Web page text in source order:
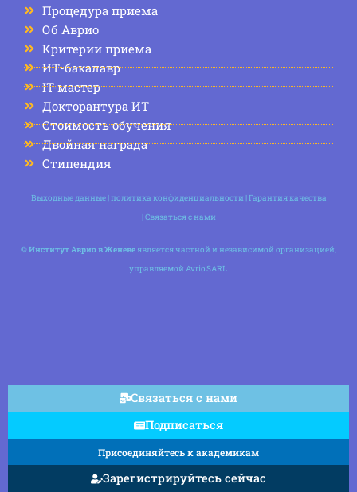
Процедура приема
Об Аврио
Критерии приема
ИТ-бакалавр
IT-мастер
Докторантура ИТ
Стоимость обучения
Двойная награда
Стипендия
Выходные данные|политика конфиденциальности |Гарантия качества
|Связаться с нами
©Институт Аврио в Женевеявляется частной и независимой организацией,
управляемой Avrio SARL.
Связаться с нами
Подписаться
Присоединяйтесь к академикам
Зарегистрируйтесь сейчас